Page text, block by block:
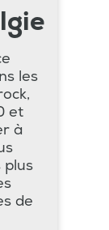
les
et
à
plus
de